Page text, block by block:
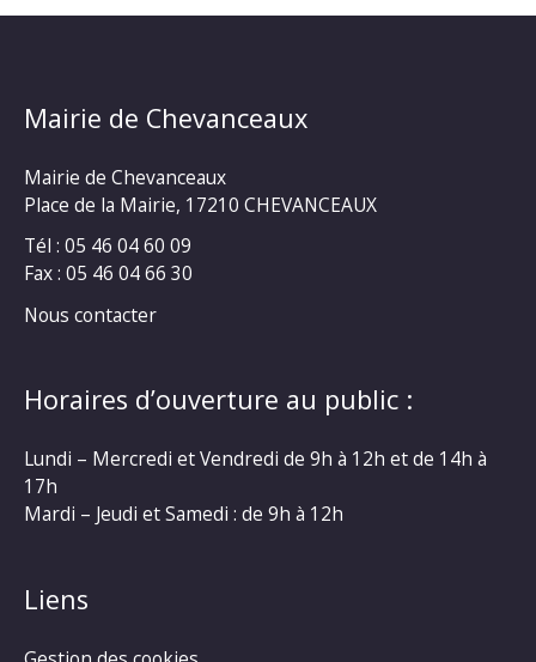
Mairie de Chevanceaux
Mairie de Chevanceaux
Place de la Mairie, 17210 CHEVANCEAUX
Tél : 05 46 04 60 09
Fax : 05 46 04 66 30
Nous contacter
Horaires d’ouverture au public :
Lundi – Mercredi et Vendredi de 9h à 12h et de 14h à
17h
Mardi – Jeudi et Samedi : de 9h à 12h
Liens